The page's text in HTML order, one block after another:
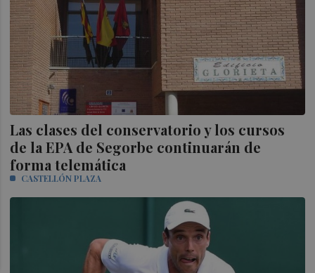
Las clases del conservatorio y los cursos
de la EPA de Segorbe continuarán de
forma telemática
CASTELLÓN PLAZA